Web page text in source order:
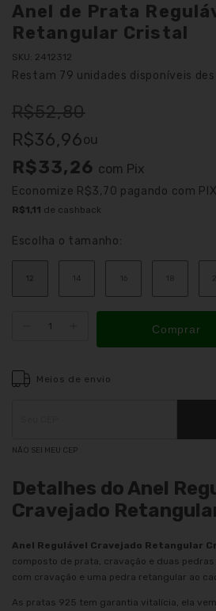
Anel de Prata
Retangular Cristal
SKU: 2412312
Restam 79 unidades disponíveis
R$52,80
R$36,96ou
R$33,26 com Pix
Economize R$3,70 pagando com PIX
R$1,11 de cashback
Escolha o tamanho:
12 14 16 18
Comprar
Meios de envio
NÃO SEI MEU CEP
Detalhes do Anel
Cravejado
Anel Regulável Cravejado Retangular
composto de prata, cravação e duas
com cravação e uma pedra retangular ao
As pratas 925 tem garantia vitalícia, ela